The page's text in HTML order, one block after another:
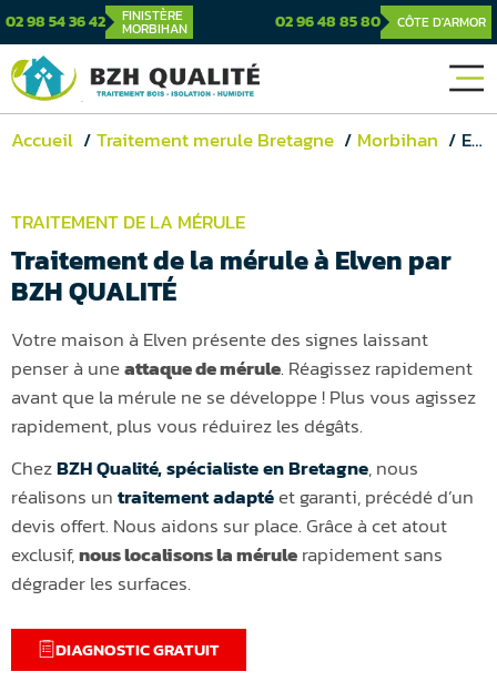
02 98 54 36 42 FINISTÈRE
MORBIHAN 02 96 48 85 80 CÔTE D'ARMOR
Accueil Traitement merule Bretagne Morbihan Elven
TRAITEMENT DE LA MÉRULE
Traitement de la mérule à Elven par
BZH QUALITÉ
Votre maison à Elven présente des signes laissant
penser à uneattaque de mérule. Réagissez rapidement
avant que la mérule ne se développe ! Plus vous agissez
rapidement, plus vous réduirez les dégâts.
ChezBZH Qualité, spécialiste en Bretagne, nous
réalisons untraitement adaptéet garanti, précédé d’un
devis offert. Nous aidons sur place. Grâce à cet atout
exclusif,nous localisons la mérulerapidement sans
dégrader les surfaces.
DIAGNOSTIC GRATUIT